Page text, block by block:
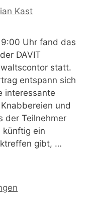
Kast
Uhr fand das
DAVIT
statt.
entspann sich
interessante
und
der Teilnehmer
künftig ein
gibt, …